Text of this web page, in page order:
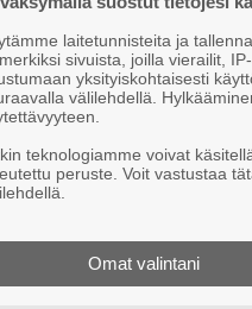
laitetunnisteita ja
sivuista, joilla vierailit,
yksityiskohtaisesti
välilehdellä.
teknologiamme voivat
peruste. Voit vastustaa
Omat valintani